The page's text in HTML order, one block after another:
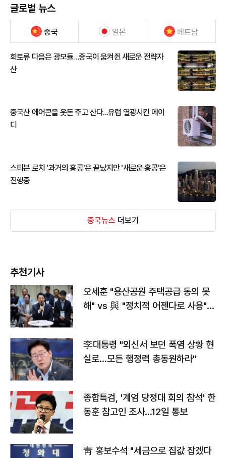
글로벌 뉴스
중국 일본 베트남
희토류 다음은 광모듈…중국이 움켜쥔 새로운 전략자
산
중국산 에어콘을 웃돈 주고 산다...유럽 열광시킨 메이
디
스티븐 로치 '과거의 홍콩'은 끝났지만 '새로운 홍콩'은
진행중
중국뉴스 더보기
추천기사
오세훈 "용산공원 주택공급 동의 못
해" vs 與 "정치적 어젠다로 사용"
李대통령 "외신서 보던 폭염 상황 현
실로…모든 행정력 총동원하라"
종합특검, '계엄 당정대 회의 참석' 한
동훈 참고인 조사...12일 통보
靑 홍보수석 "세금으로 집값 잡겠다